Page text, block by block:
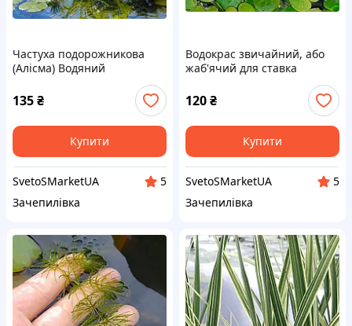
Частуха подорожникова
(Алісма) Водяний
135₴
Купити
SvetoSMarketUA
5
Зачепилівка
Водокрас звичайний, або
жаб'ячий для ставка
120₴
Купити
SvetoSMarketUA
5
Зачепилівка